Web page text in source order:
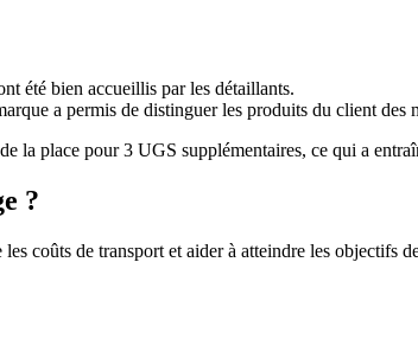
été bien accueillis par les détaillants.
a permis de distinguer les produits du client des
la place pour3 UGS supplémentaires, ce qui a
?
coûts de transport et aider à atteindre les objectifs